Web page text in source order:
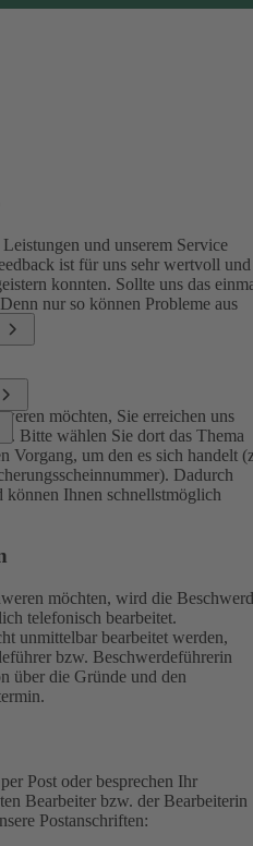
und unserem Service
ist für uns sehr wertvoll und
konnten. Sollte uns das
nur so können Probleme aus
möchten, Sie erreichen uns
. Bitte wählen Sie dort das Thema
Vorgang, um den es sich handelt
Dadurch
Ihnen schnellstmöglich
möchten, wird die
telefonisch bearbeitet.
unmittelbar bearbeitet werden,
bzw. Beschwerdeführerin
über die Gründe und den
Post oder besprechen Ihr
Bearbeiter bzw. der Bearbeiterin
Postanschriften: